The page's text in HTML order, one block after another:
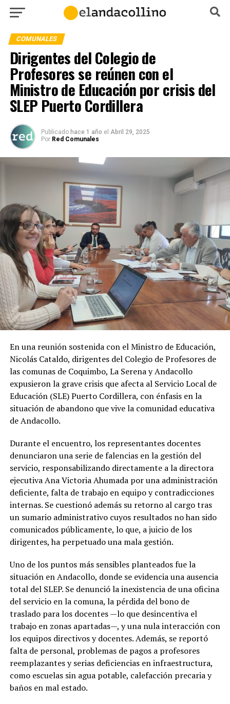
COMUNALES
Dirigentes del Colegio de
Profesores se reúnen con el
Ministro de Educación por crisis del
SLEP Puerto Cordillera
Publicado hace 1 año el Abril 29, 2025
Por Red Comunales
En una reunión sostenida con el Ministro de Educación,
Nicolás Cataldo, dirigentes del Colegio de Profesores de
las comunas de Coquimbo, La Serena y Andacollo
expusieron la grave crisis que afecta al Servicio Local de
Educación (SLE) Puerto Cordillera, con énfasis en la
situación de abandono que vive la comunidad educativa
de Andacollo.
Durante el encuentro, los representantes docentes
denunciaron una serie de falencias en la gestión del
servicio, responsabilizando directamente a la directora
ejecutiva Ana Victoria Ahumada por una administración
deficiente, falta de trabajo en equipo y contradicciones
internas. Se cuestionó además su retorno al cargo tras
un sumario administrativo cuyos resultados no han sido
comunicados públicamente, lo que, a juicio de los
dirigentes, ha perpetuado una mala gestión.
Uno de los puntos más sensibles planteados fue la
situación en Andacollo, donde se evidencia una ausencia
total del SLEP. Se denunció la inexistencia de una oficina
del servicio en la comuna, la pérdida del bono de
traslado para los docentes —lo que desincentiva el
trabajo en zonas apartadas—, y una nula interacción con
los equipos directivos y docentes. Además, se reportó
falta de personal, problemas de pagos a profesores
reemplazantes y serias deficiencias en infraestructura,
como escuelas sin agua potable, calefacción precaria y
baños en mal estado.